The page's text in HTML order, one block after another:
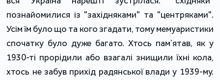
познайомилися із "західняками" та "центряками".
Усім їм було що та кого згадати, тому мемуаристики
спочатку було дуже багато. Хтось памʼятав, як у
1930-ті прорідили або взагалі знищили їхні кола,
хтось не забув прихід радянської влади у 1939-му.